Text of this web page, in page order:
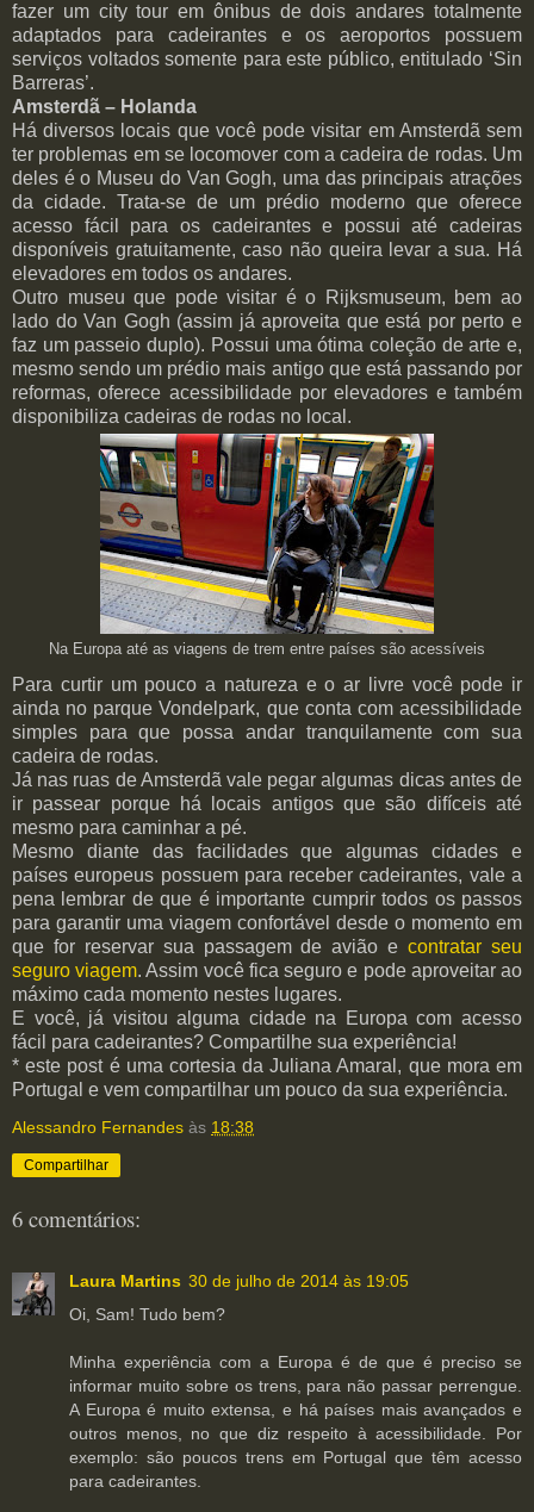
fazer um city tour em ônibus de dois andares totalmente
adaptados para cadeirantes e os aeroportos possuem
serviços voltados somente para este público, entitulado ‘Sin
Barreras’.
Amsterdã – Holanda
Há diversos locais que você pode visitar em Amsterdã sem
ter problemas em se locomover com a cadeira de rodas. Um
deles é o Museu do Van Gogh, uma das principais atrações
da cidade. Trata-se de um prédio moderno que oferece
acesso fácil para os cadeirantes e possui até cadeiras
disponíveis gratuitamente, caso não queira levar a sua. Há
elevadores em todos os andares.
Outro museu que pode visitar é o Rijksmuseum, bem ao
lado do Van Gogh (assim já aproveita que está por perto e
faz um passeio duplo). Possui uma ótima coleção de arte e,
mesmo sendo um prédio mais antigo que está passando por
reformas, oferece acessibilidade por elevadores e também
disponibiliza cadeiras de rodas no local.
Na Europa até as viagens de trem entre países são acessíveis
Para curtir um pouco a natureza e o ar livre você pode ir
ainda no parque Vondelpark, que conta com acessibilidade
simples para que possa andar tranquilamente com sua
cadeira de rodas.
Já nas ruas de Amsterdã vale pegar algumas dicas antes de
ir passear porque há locais antigos que são difíceis até
mesmo para caminhar a pé.
Mesmo diante das facilidades que algumas cidades e
países europeus possuem para receber cadeirantes, vale a
pena lembrar de que é importante cumprir todos os passos
para garantir uma viagem confortável desde o momento em
que for reservar sua passagem de avião econtratar seu
seguro viagem. Assim você fica seguro e pode aproveitar ao
máximo cada momento nestes lugares.
E você, já visitou alguma cidade na Europa com acesso
fácil para cadeirantes? Compartilhe sua experiência!
* este post é uma cortesia da Juliana Amaral, que mora em
Portugal e vem compartilhar um pouco da sua experiência.
Alessandro Fernandes às 18:38
Compartilhar
6 comentários:
Laura Martins 30 de julho de 2014 às 19:05
Oi, Sam! Tudo bem?
Minha experiência com a Europa é de que é preciso se
informar muito sobre os trens, para não passar perrengue.
A Europa é muito extensa, e há países mais avançados e
outros menos, no que diz respeito à acessibilidade. Por
exemplo: são poucos trens em Portugal que têm acesso
para cadeirantes.